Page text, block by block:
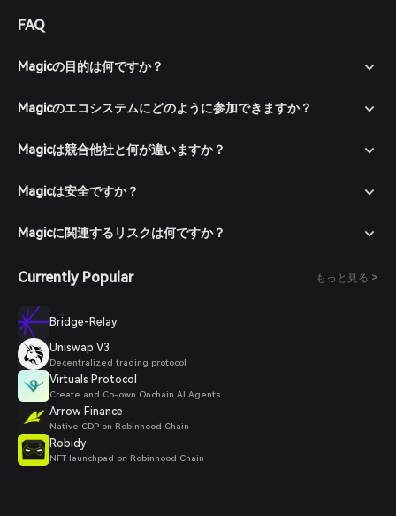
アカウントを作成：アプリを開き、画面の指示に従って新しいア
ることを忘れないでください。
い方法を利用して法定通貨で暗号通貨を購入し、Bitgetウォレッ
トに資金を入金します。
移動し、MAGICを検索して取引ペアを表示します。
し、購入したい量を入力して注文を確認します。取引が完了する
FAQ
Magicの目的は何ですか？
Magicのエコシステムにどのように参加できますか？
Magicは競合他社と何が違いますか？
Magicは安全ですか？
Magicに関連するリスクは何ですか？
Currently Popular もっと見る >
Bridge-Relay
Uniswap V3
Decentralized trading protocol
Virtuals Protocol
Create and Co-own Onchain AI Agents .
Arrow Finance
Native CDP on Robinhood Chain
Robidy
NFT launchpad on Robinhood Chain